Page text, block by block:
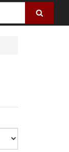
Search